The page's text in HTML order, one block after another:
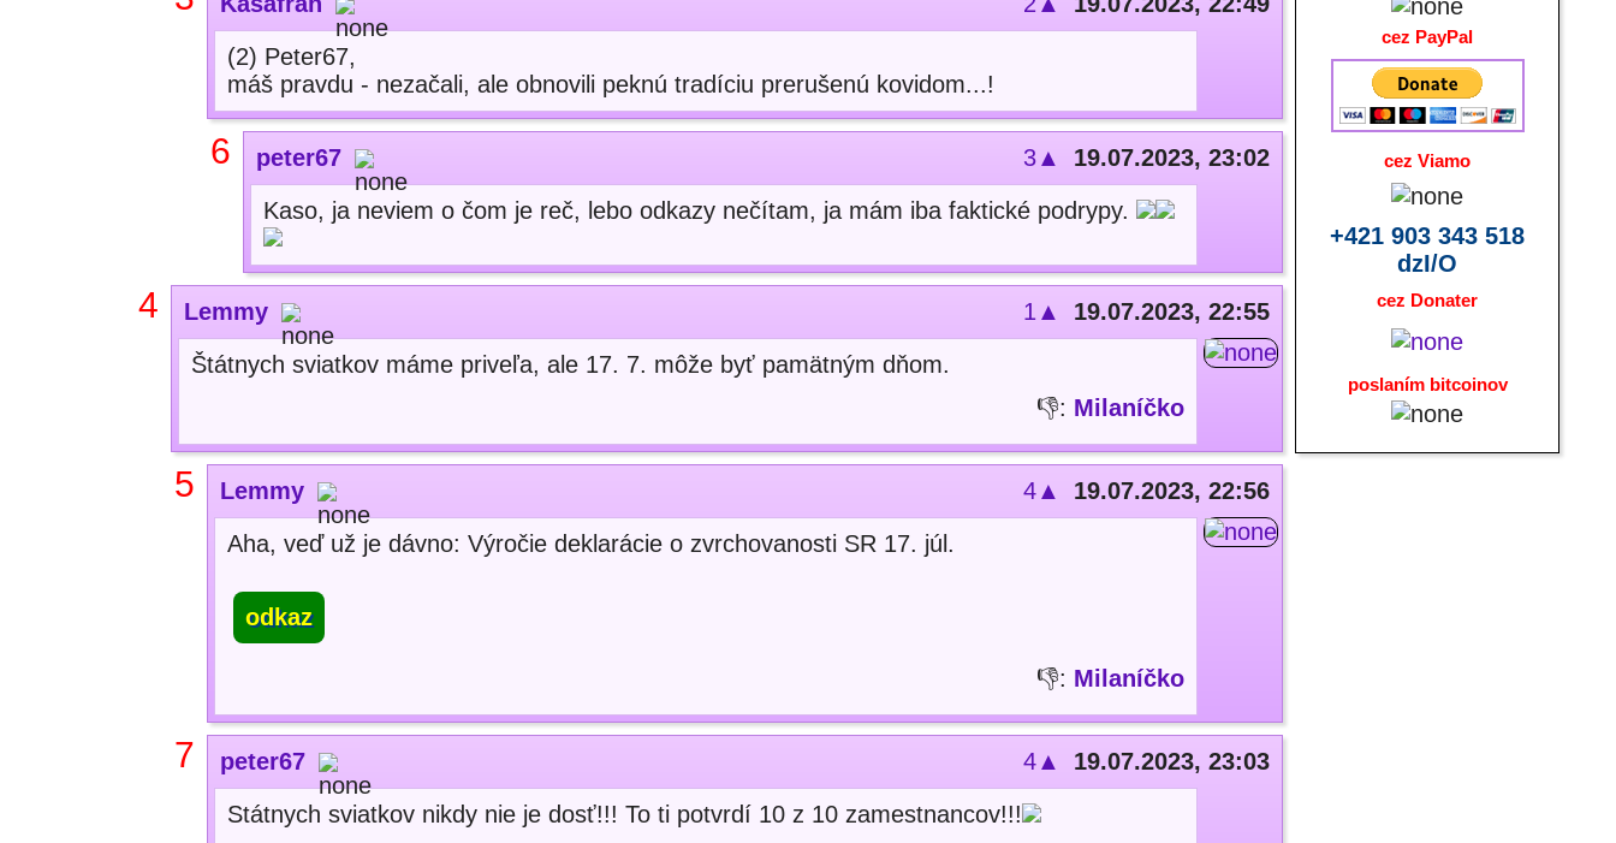
(2) Peter67,
máš pravdu - nezačali, ale obnovili peknú tradíciu prerušenú kovidom...!
6 peter67 3▲
19.07.2023, 23:02
Kaso, ja neviem o čom je reč, lebo odkazy nečítam, ja mám iba faktické podrypy.
4 Lemmy 1▲
19.07.2023, 22:55
Štátnych sviatkov máme priveľa, ale 17. 7. môže byť pamätným dňom.
👎: Milaníčko
5 Lemmy 4▲
19.07.2023, 22:56
Aha, veď už je dávno: Výročie deklarácie o zvrchovanosti SR 17. júl.
odkaz
👎: Milaníčko
7 peter67 4▲
19.07.2023, 23:03
Státnych sviatkov nikdy nie je dosť!!! To ti potvrdí 10 z 10 zamestnancov!!!
cez PayPal
cez Viamo
+421 903 343 518
dzI/O
cez Donater
poslaním bitcoinov